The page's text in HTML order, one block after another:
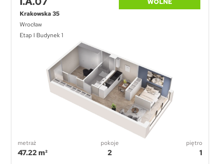
Krakowska 35
Wrocław
Etap I Budynek 1
metraż
47.22 m²
pokoje
2
piętro
1